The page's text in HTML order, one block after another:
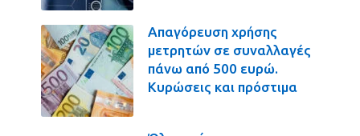
Απαγόρευση χρήσης
μετρητών σε συναλλαγές
πάνω από 500 ευρώ.
Κυρώσεις και πρόστιμα